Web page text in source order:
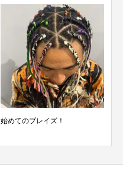
始めてのブレイズ！